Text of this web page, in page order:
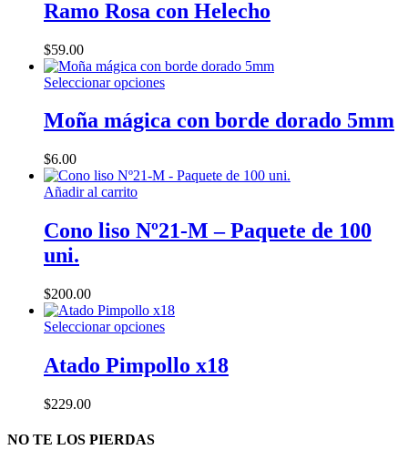
múltiples
opciones
se
elegir
en
página
de
Ramo Rosa con Helecho
$59.00
Seleccionar opcionesEste
tiene
múltiples
opciones
elegir
en
producto
Moña mágica con borde dorado 5mm
$6.00
Añadir al carrito
Cono liso Nº21-M – Paquete de 100
uni.
$200.00
Seleccionar opcionesEste
tiene
múltiples
Atado Pimpollo x18
$229.00
NO TE LOS PIERDAS